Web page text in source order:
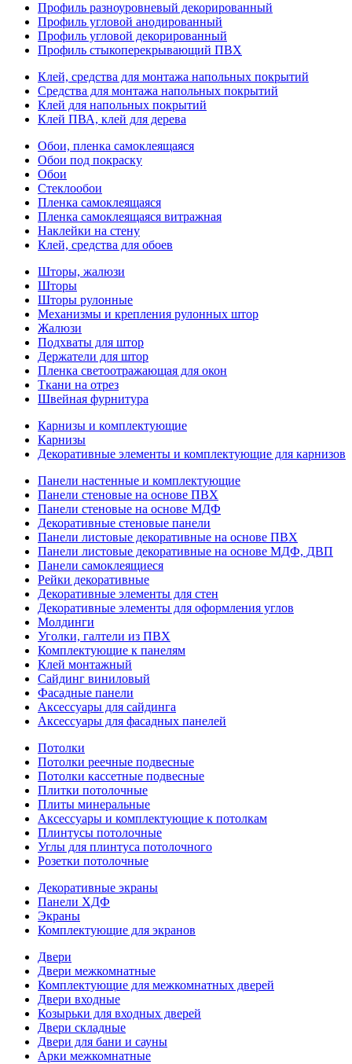
Профиль разноуровневый декорированный
Профиль угловой анодированный
Профиль угловой декорированный
Профиль стыкоперекрывающий ПВХ
Клей, средства для монтажа напольных покрытий
Средства для монтажа напольных покрытий
Клей для напольных покрытий
Клей ПВА, клей для дерева
Обои, пленка самоклеящаяся
Обои под покраску
Обои
Стеклообои
Пленка самоклеящаяся
Пленка самоклеящаяся витражная
Наклейки на стену
Клей, средства для обоев
Шторы, жалюзи
Шторы
Шторы рулонные
Механизмы и крепления рулонных штор
Жалюзи
Подхваты для штор
Держатели для штор
Пленка светоотражающая для окон
Ткани на отрез
Швейная фурнитура
Карнизы и комплектующие
Карнизы
Декоративные элементы и комплектующие для карнизов
Панели настенные и комплектующие
Панели стеновые на основе ПВХ
Панели стеновые на основе МДФ
Декоративные стеновые панели
Панели листовые декоративные на основе ПВХ
Панели листовые декоративные на основе МДФ, ДВП
Панели самоклеящиеся
Рейки декоративные
Декоративные элементы для стен
Декоративные элементы для оформления углов
Молдинги
Уголки, галтели из ПВХ
Комплектующие к панелям
Клей монтажный
Сайдинг виниловый
Фасадные панели
Аксессуары для сайдинга
Аксессуары для фасадных панелей
Потолки
Потолки реечные подвесные
Потолки кассетные подвесные
Плитки потолочные
Плиты минеральные
Аксессуары и комплектующие к потолкам
Плинтусы потолочные
Углы для плинтуса потолочного
Розетки потолочные
Декоративные экраны
Панели ХДФ
Экраны
Комплектующие для экранов
Двери
Двери межкомнатные
Комплектующие для межкомнатных дверей
Двери входные
Козырьки для входных дверей
Двери складные
Двери для бани и сауны
Арки межкомнатные